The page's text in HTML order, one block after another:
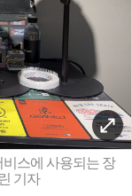
스에 사용되는 장
기자